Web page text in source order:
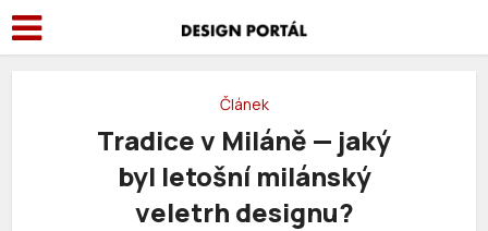
Článek
Tradice v Miláně — jaký
byl letošní milánský
veletrh designu?